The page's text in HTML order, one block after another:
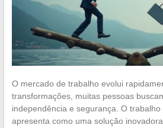
O mercado de trabalho evolui
transformações, muitas pessoas
independência e segurança. O
apresenta como uma solução